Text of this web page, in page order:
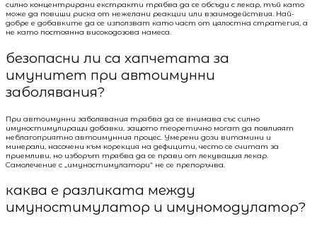
силно концентрирани екстракти трябва да се обсъди с лекар, тъй като
може да повиши риска от нежелани реакции или взаимодействия. Най-
добре е добавките да се използват като част от цялостна стратегия, а
не като постоянна високодозова намеса.
безопасни ли са хапчетата за
имунитет при автоимунни
заболявания?
При автоимунни заболявания трябва да се внимава със силно
имуностимулиращи добавки, защото теоретично могат да повлияят
неблагоприятно автоимунния процес. Умерени дози витамини и
минерали, насочени към корекция на дефицити, често се считат за
приемливи, но изборът трябва да се прави от лекуващия лекар.
Самолечение с „имуностимулатори“ не се препоръчва.
каква е разликата между
имуностимулатор и имуномодулатор?